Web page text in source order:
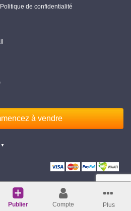
Politique de confidentialité
à vendre
Publier Compte Plus